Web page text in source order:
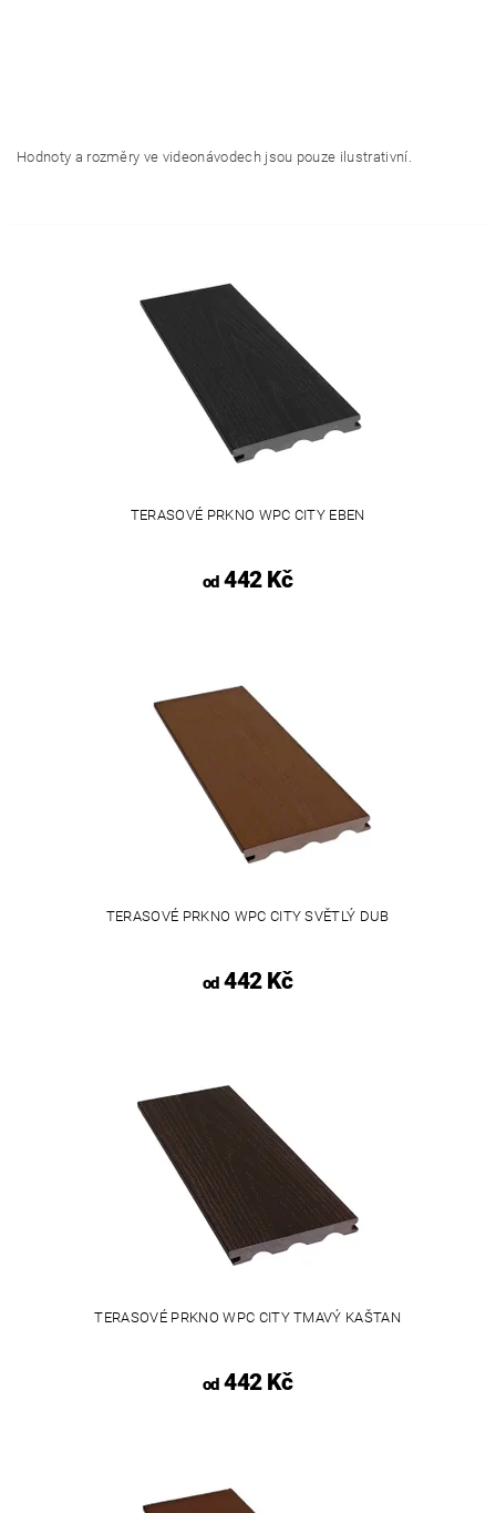
Hodnoty a rozměry ve videonávodech jsou pouze ilustrativní.
TERASOVÉ PRKNO WPC CITY EBEN
od442 Kč
TERASOVÉ PRKNO WPC CITY SVĚTLÝ DUB
od442 Kč
TERASOVÉ PRKNO WPC CITY TMAVÝ KAŠTAN
od442 Kč